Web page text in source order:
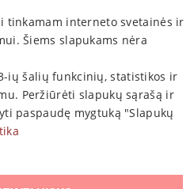


• Visos teisės saugomos
tinkamam interneto svetainės ir
Šiems slapukams nėra
ių šalių funkcinių, statistikos ir
Peržiūrėti slapukų sąrašą ir
paspaudę mygtuką "Slapukų